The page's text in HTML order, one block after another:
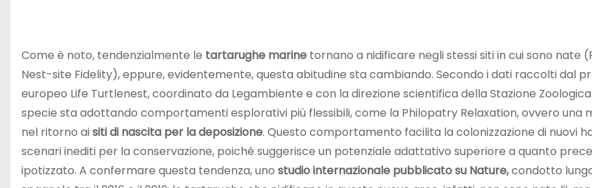
Come è noto, tendenzialmente le tartarughe marine tornano a nidificare negli stessi siti in cui sono nate
Nest-site Fidelity), eppure, evidentemente, questa abitudine sta cambiando. Secondo i dati raccolti dal
europeo Life Turtlenest, coordinato da Legambiente e con la direzione scientifica della Stazione Zoologica
specie sta adottando comportamenti esplorativi più flessibili, come la Philopatry Relaxation, ovvero una
nel ritorno aisiti di nascita per la deposizione. Questo comportamento facilita la colonizzazione di nuovi
scenari inediti per la conservazione, poiché suggerisce un potenziale adattativo superiore a quanto
ipotizzato. A confermare questa tendenza, uno studio internazionale pubblicato su Nature,condotto